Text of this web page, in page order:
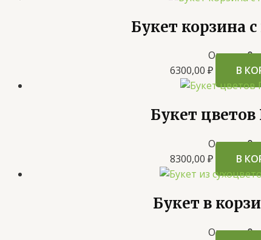
Букет корзина
Оценка0
6300,00 ₽ В
Букет
Оценка0
8300,00 ₽ В
Букет в
Оценка0